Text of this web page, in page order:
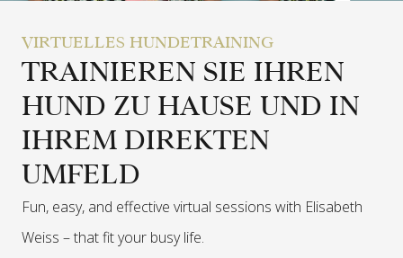
VIRTUELLES HUNDETRAINING
TRAINIEREN SIE IHREN
HUND ZU HAUSE UND IN
IHREM DIREKTEN
UMFELD
Fun, easy, and effective virtual sessions with Elisabeth
Weiss –that fit your busy life.